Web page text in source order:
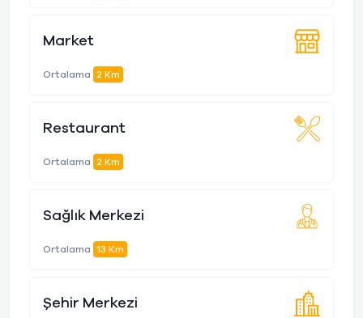
Market
Ortalama 2 Km
Restaurant
Ortalama 2 Km
Sağlık Merkezi
Ortalama 13 Km
Şehir Merkezi